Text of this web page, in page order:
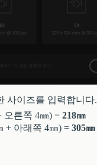
사이즈를 입력합니다.
오른쪽 4㎜) = 218㎜
+ 아래쪽 4㎜) = 305㎜